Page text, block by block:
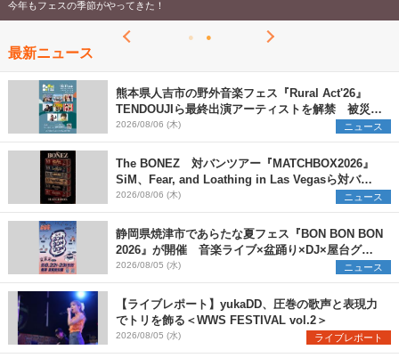
今年もフェスの季節がやってきた！
最新ニュース
熊本県人吉市の野外音楽フェス『Rural Act'26』
TENDOUJIら最終出演アーティストを解禁 被災地
支援プロジェクトの始動も発表
2026/08/06 (木) ニュース
The BONEZ 対バンツアー『MATCHBOX2026』
SiM、Fear, and Loathing in Las Vegasら対バン
アーティストを一斉解禁
2026/08/06 (木) ニュース
静岡県焼津市であらたな夏フェス『BON BON BON
2026』が開催 音楽ライブ×盆踊り×DJ×屋台グル
メ×ランタンナイトで彩る2日間
2026/08/05 (水) ニュース
【ライブレポート】yukaDD、圧巻の歌声と表現力
でトリを飾る＜WWS FESTIVAL vol.2＞
2026/08/05 (水) ライブレポート